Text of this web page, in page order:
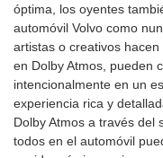
óptima, los oyentes
automóvil Volvo como
artistas o creativos
en Dolby Atmos, pueden
intencionalmente en un
experiencia rica y
Dolby Atmos a través del
todos en el automóvil